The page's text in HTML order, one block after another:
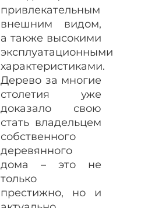
привлекательным
внешним видом,
а также высокими
эксплуатационными
характеристиками.
Дерево за многие
столетия уже
доказало свою
стать владельцем
собственного
деревянного
дома – это не
только
престижно, но и